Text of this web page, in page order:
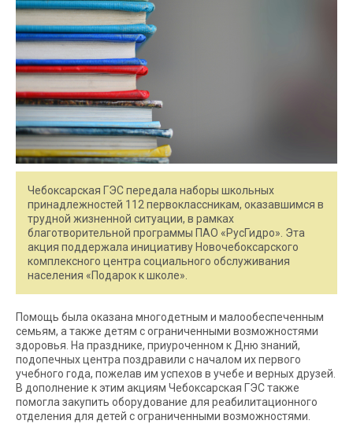
Чебоксарская ГЭС передала наборы школьных
принадлежностей 112 первоклассникам, оказавшимся в
трудной жизненной ситуации, в рамках
благотворительной программы ПАО «РусГидро». Эта
акция поддержала инициативу Новочебоксарского
комплексного центра социального обслуживания
населения «Подарок к школе».
Помощь была оказана многодетным и малообеспеченным
семьям, а также детям с ограниченными возможностями
здоровья. На празднике, приуроченном к Дню знаний,
подопечных центра поздравили с началом их первого
учебного года, пожелав им успехов в учебе и верных друзей.
В дополнение к этим акциям Чебоксарская ГЭС также
помогла закупить оборудование для реабилитационного
отделения для детей с ограниченными возможностями.